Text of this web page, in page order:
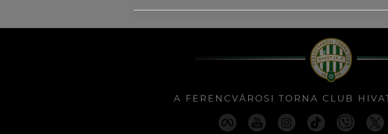
A FERENCVÁROSI TORNA CLUB